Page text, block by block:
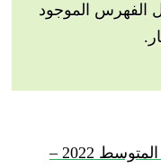
الفهرس الموجود
مواضيع وحلول شهادة التعليم المتوسط 2022 –